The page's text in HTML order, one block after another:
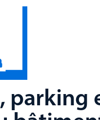
parking